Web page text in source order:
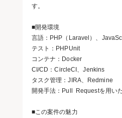
す。
■開発環境
言語：PHP（Laravel）、
テスト：PHPUnit
コンテナ：Docker
CI/CD：CircleCI、Jenkins
タスク管理：JIRA、Redmine
開発手法：Pull Requestを用い
■この案件の魅力